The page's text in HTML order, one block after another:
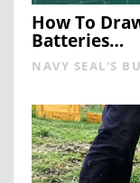
How To
Batteries…
NAVY SEAL'S